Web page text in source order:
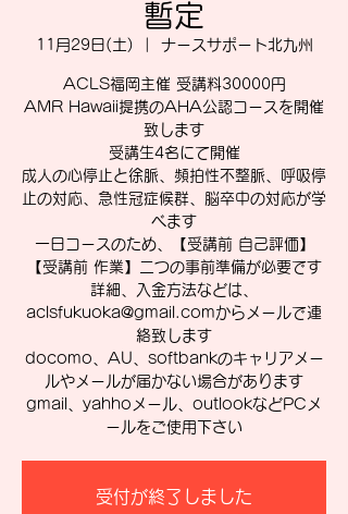
暫定
11月29日(土) ナースサポート北九州
ACLS福岡主催 受講料30000円
AMR Hawaii提携のAHA公認コースを開催
致します
受講生4名にて開催
成人の心停止と徐脈、頻拍性不整脈、呼吸停
止の対応、急性冠症候群、脳卒中の対応が学
べます
一日コースのため、【受講前 自己評価】
【受講前 作業】二つの事前準備が必要です
詳細、入金方法などは、
aclsfukuoka@gmail.comからメールで連
絡致します
docomo、AU、softbankのキャリアメー
ルやメールが届かない場合があります
gmail、yahhoメール、outlookなどPCメ
ールをご使用下さい
受付が終了しました